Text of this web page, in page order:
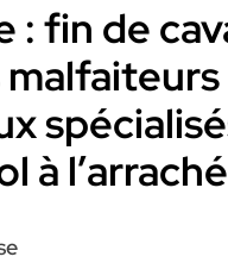
: fin de
à l’arraché